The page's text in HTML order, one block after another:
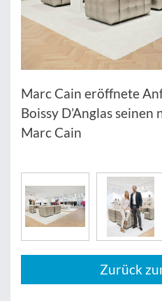
Marc Cain eröffnete
Boissy D’Anglas
Marc Cain
Zurück